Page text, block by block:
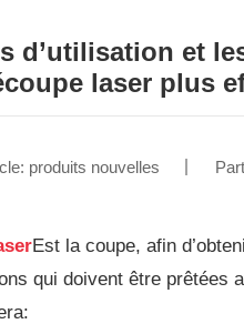
d’utilisation et
laser plus
produits nouvelles
Est la coupe, afin
qui doivent être prêtées